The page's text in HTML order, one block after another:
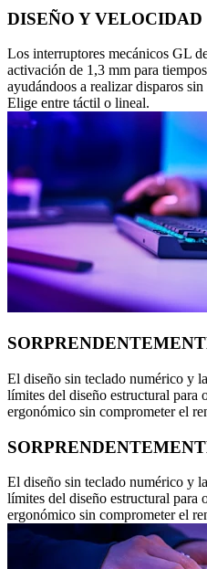
DISEÑO Y VELOCIDAD
Los interruptores mecánicos GL
activación de 1,3 mm para
ayudándoos a realizar disparos
Elige entre táctil o lineal.
El diseño sin teclado numérico y
límites del diseño estructural para
ergonómico sin comprometer el
El diseño sin teclado numérico y
límites del diseño estructural para
ergonómico sin comprometer el